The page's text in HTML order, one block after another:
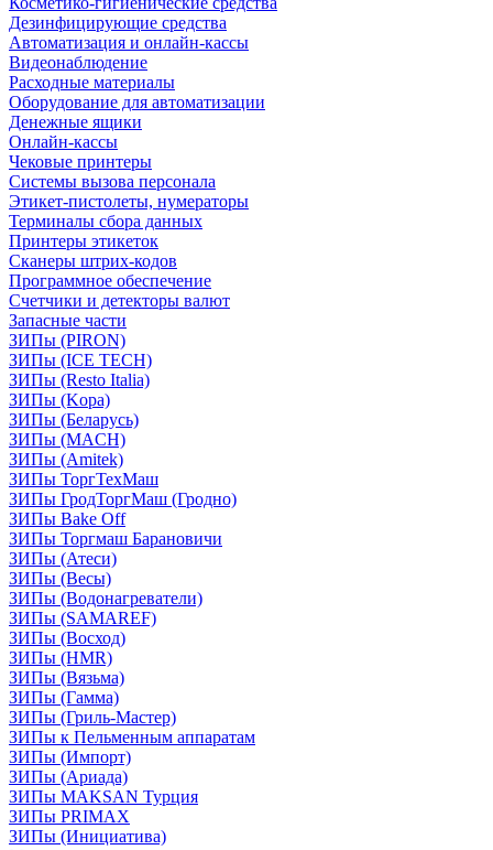
Дезинфицирующие средства
Автоматизация и онлайн-кассы
Видеонаблюдение
Расходные материалы
Оборудование для автоматизации
Денежные ящики
Онлайн-кассы
Чековые принтеры
Системы вызова персонала
Этикет-пистолеты, нумераторы
Терминалы сбора данных
Принтеры этикеток
Сканеры штрих-кодов
Программное обеспечение
Счетчики и детекторы валют
Запасные части
ЗИПы (PIRON)
ЗИПы (ICE TECH)
ЗИПы (Resto Italia)
ЗИПы (Kopa)
ЗИПы (Беларусь)
ЗИПы (MACH)
ЗИПы (Amitek)
ЗИПы ТоргТехМаш
ЗИПы ГродТоргМаш (Гродно)
ЗИПы Bake Off
ЗИПы Торгмаш Барановичи
ЗИПы (Атеси)
ЗИПы (Весы)
ЗИПы (Водонагреватели)
ЗИПы (SAMAREF)
ЗИПы (Восход)
ЗИПы (HMR)
ЗИПы (Вязьма)
ЗИПы (Гамма)
ЗИПы (Гриль-Мастер)
ЗИПы к Пельменным аппаратам
ЗИПы (Импорт)
ЗИПы (Ариада)
ЗИПы MAKSAN Турция
ЗИПы PRIMAX
ЗИПы (Инициатива)